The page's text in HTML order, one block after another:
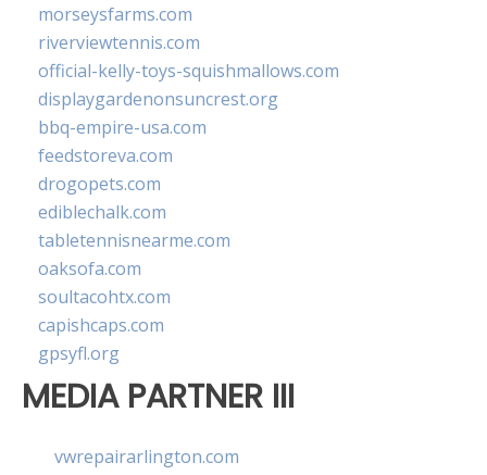
morseysfarms.com
riverviewtennis.com
official-kelly-toys-squishmallows.com
displaygardenonsuncrest.org
bbq-empire-usa.com
feedstoreva.com
drogopets.com
ediblechalk.com
tabletennisnearme.com
oaksofa.com
soultacohtx.com
capishcaps.com
gpsyfl.org
MEDIA PARTNER III
vwrepairarlington.com